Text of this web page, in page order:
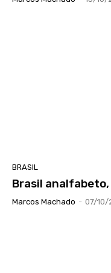
BRASIL
Brasil
Marcos Machado - 07/10/